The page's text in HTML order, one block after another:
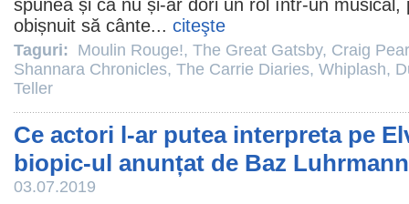
spunea și că nu și-ar dori un rol într-un musical,
obișnuit să cânte... citeşte
Taguri: Moulin Rouge!, The Great Gatsby, Craig
Shannara Chronicles, The Carrie Diaries, Whiplash,
Teller
Ce actori l-ar putea interpreta pe
biopic-ul anunțat de Baz Luhrmann
03.07.2019